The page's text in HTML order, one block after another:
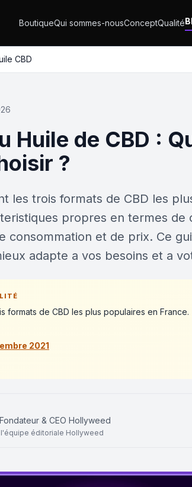
BoutiqueQui sommes-nousConceptQualité
CBD
Huile de CBD :
?
les trois formats de CBD les
propres en termes de
consommation et de prix. Ce
adapte a vos besoins et a
formats de CBD les plus populaires en France.
2021
Fondateur & CEO Hollyweed
l'équipe éditoriale Hollyweed